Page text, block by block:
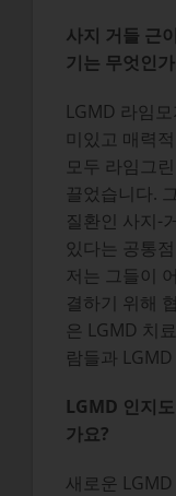
사지 거들 근
기는 무엇인
LGMD 라임
미있고 매력
모두 라임그
끌었습니다.
질환인 사지-
있다는 공통
저는 그들이
결하기 위해
은 LGMD 치
람들과
LGMD 인지
가요?
새로운